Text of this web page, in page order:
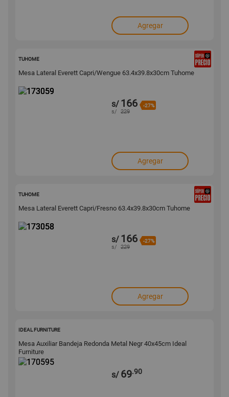
Agregar
TUHOME
Mesa Lateral Everett Capri/Wengue 63.4x39.8x30cm Tuhome
s/ 166 -27%
s/ 229
Agregar
TUHOME
Mesa Lateral Everett Capri/Fresno 63.4x39.8x30cm Tuhome
s/ 166 -27%
s/ 229
Agregar
IDEAL FURNITURE
Mesa Auxiliar Bandeja Redonda Metal Negr 40x45cm Ideal
Furniture
s/ 69.90